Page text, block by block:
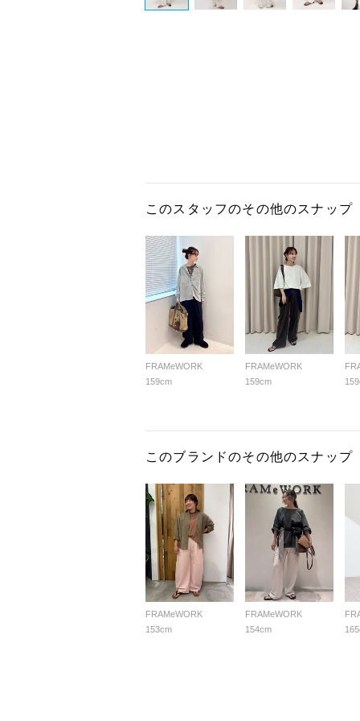
このスタッフのその他のスナップ
FRAMeWORK
159cm
FRAMeWORK
159cm
このブランドのその他のスナップ
FRAMeWORK
153cm
FRAMeWORK
154cm